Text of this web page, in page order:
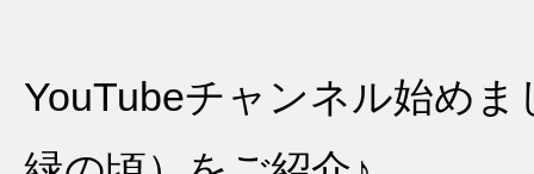
YouTubeチャンネル始め